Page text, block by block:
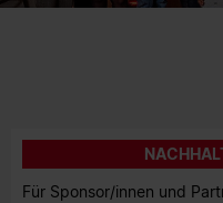
Für Sponsor/innen und